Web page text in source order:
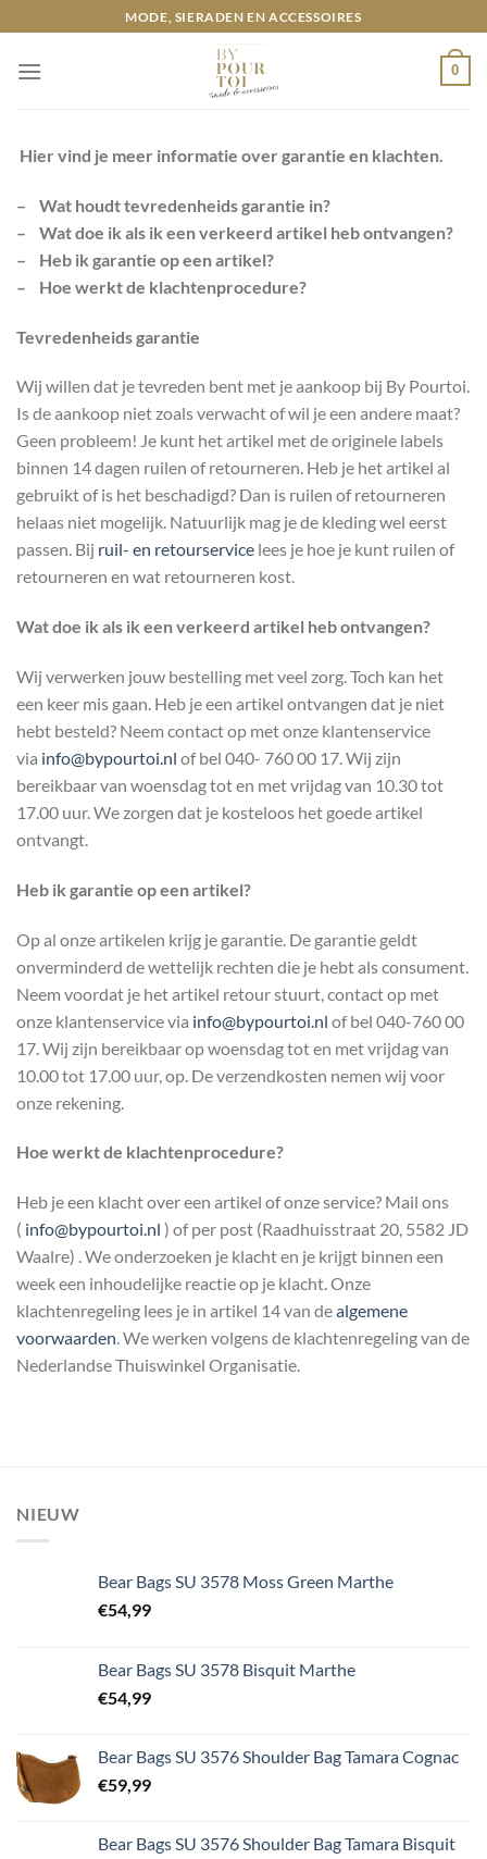
naar
inhoud
MODE, SIERADEN EN ACCESSOIRES
0
Hier vind je meer informatie over garantie en klachten.
–
Wat houdt tevredenheids garantie in?
– Wat doe ik als ik een verkeerd artikel heb ontvangen?
– Heb ik garantie op een artikel?
– Hoe werkt de klachtenprocedure?
Tevredenheids garantie
Wij willen dat je tevreden bent met je aankoop bij By Pourtoi.
Is de aankoop niet zoals verwacht of wil je een andere maat?
Geen probleem! Je kunt het artikel met de originele labels
binnen 14 dagen ruilen of retourneren. Heb je het artikel al
gebruikt of is het beschadigd? Dan is ruilen of retourneren
helaas niet mogelijk. Natuurlijk mag je de kleding wel eerst
passen. Bij ruil- en retourservice lees je hoe je kunt ruilen of
retourneren en wat retourneren kost.
Wat doe ik als ik een verkeerd artikel heb ontvangen?
Wij verwerken jouw bestelling met veel zorg. Toch kan het
een keer mis gaan. Heb je een artikel ontvangen dat je niet
hebt besteld? Neem contact op met onze klantenservice
via info@bypourtoi.nl of bel 040- 760 00 17. Wij zijn
bereikbaar van woensdag tot en met vrijdag van 10.30 tot
17.00 uur. We zorgen dat je kosteloos het goede artikel
ontvangt.
Heb ik garantie op een artikel?
Op al onze artikelen krijg je garantie. De garantie geldt
onverminderd de wettelijk rechten die je hebt als consument.
Neem voordat je het artikel retour stuurt, contact op met
onze klantenservice via info@bypourtoi.nl of bel 040-760 00
17. Wij zijn bereikbaar op woensdag tot en met vrijdag van
10.00 tot 17.00 uur, op. De verzendkosten nemen wij voor
onze rekening.
Hoe werkt de klachtenprocedure?
Heb je een klacht over een artikel of onze service? Mail ons
( info@bypourtoi.nl ) of per post (Raadhuisstraat 20, 5582 JD
Waalre) . We onderzoeken je klacht en je krijgt binnen een
week een inhoudelijke reactie op je klacht. Onze
klachtenregeling lees je in artikel 14 van dealgemene
voorwaarden. We werken volgens de klachtenregeling van de
Nederlandse Thuiswinkel Organisatie.
NIEUW
Bear Bags SU 3578 Moss Green Marthe
€54,99
Bear Bags SU 3578 Bisquit Marthe
€54,99
Bear Bags SU 3576 Shoulder Bag Tamara Cognac
€59,99
Bear Bags SU 3576 Shoulder Bag Tamara Bisquit